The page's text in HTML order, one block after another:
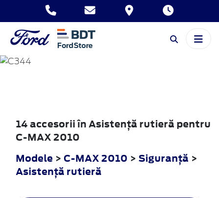
C-MAX
14 accesorii în Asistenţă rutieră pentru
C-MAX 2010
Modele > C-MAX 2010 > Siguranţă >
Asistenţă rutieră